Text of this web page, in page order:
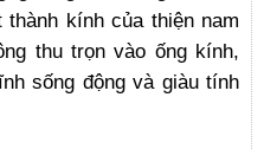
kính của thiện nam
thu trọn vào ống kính,
sống động và giàu tính